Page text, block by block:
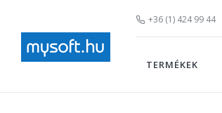
+36 (1) 424 99 44
TERMÉKEK